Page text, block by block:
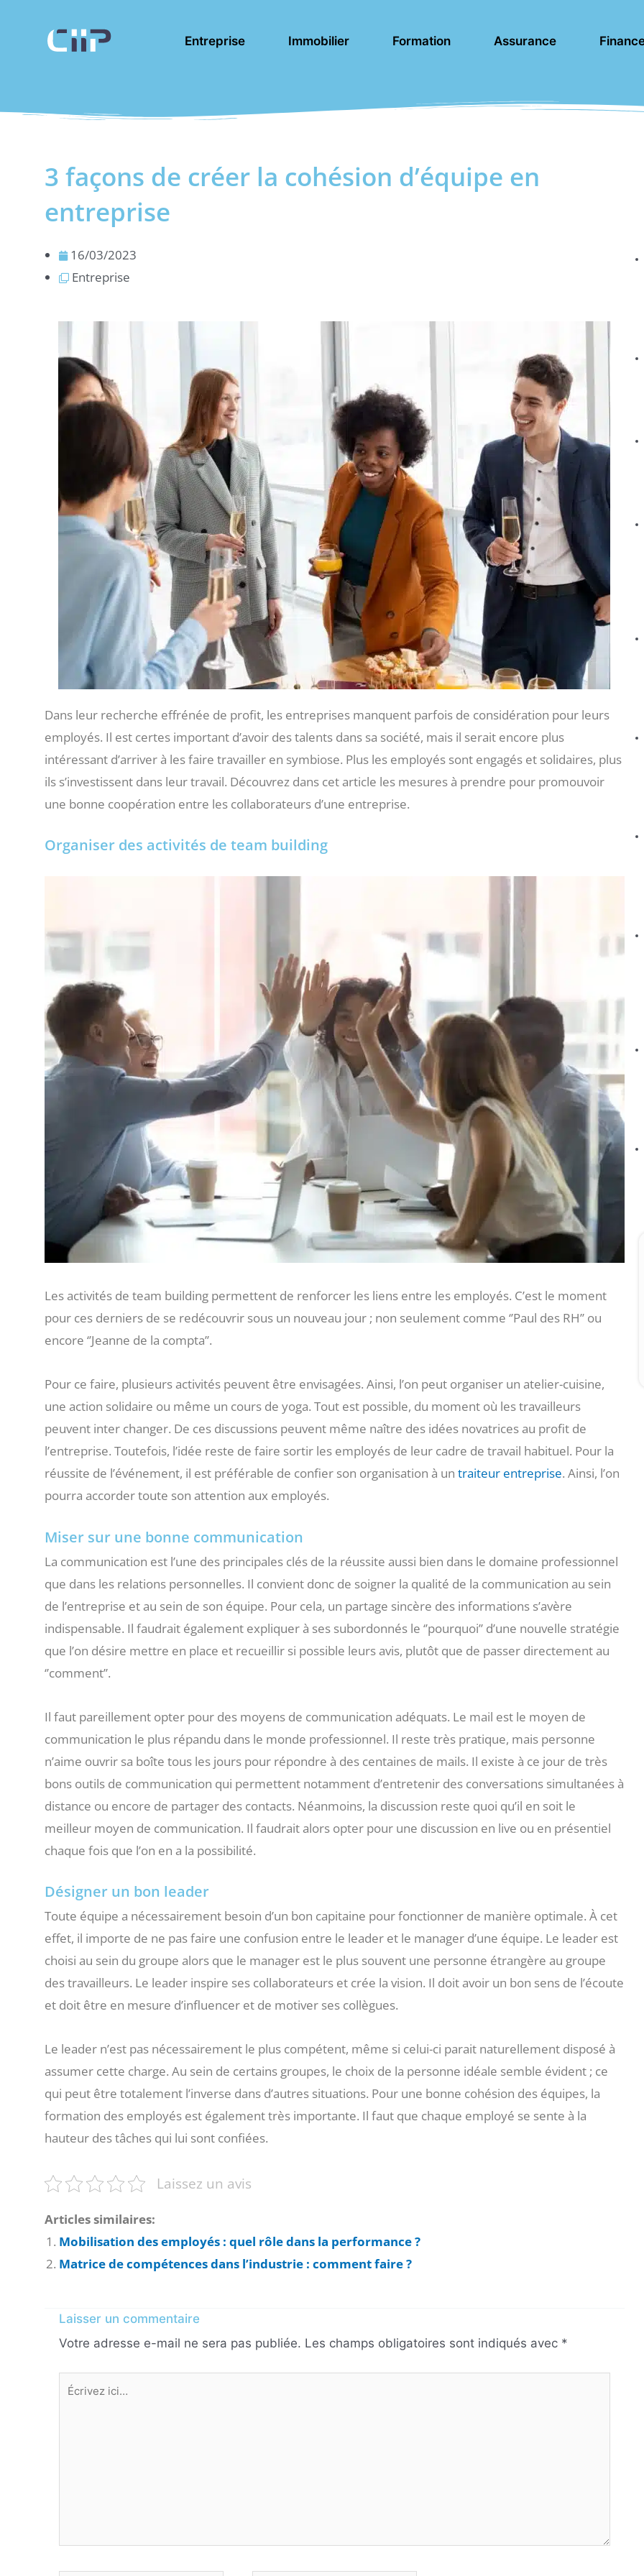
Entreprise Immobilier Formation Assurance
3 façons de créer la cohésion d’équipe en
entreprise
16/03/2023
Entreprise
Dans leur recherche effrénée de profit, les entreprises manquent parfois de considération pour leurs
employés. Il est certes important d’avoir des talents dans sa société, mais il serait encore plus
intéressant d’arriver à les faire travailler en symbiose. Plus les employés sont engagés et solidaires, plus
ils s’investissent dans leur travail. Découvrez dans cet article les mesures à prendre pour promouvoir
une bonne coopération entre les collaborateurs d’une entreprise.
Organiser des activités de team building
Les activités de team building permettent de renforcer les liens entre les employés. C’est le moment
pour ces derniers de se redécouvrir sous un nouveau jour ; non seulement comme ‘’Paul des RH’’ ou
encore ‘’Jeanne de la compta’’.
Pour ce faire, plusieurs activités peuvent être envisagées. Ainsi, l’on peut organiser un atelier-cuisine,
une action solidaire ou même un cours de yoga. Tout est possible, du moment où les travailleurs
peuvent inter changer. De ces discussions peuvent même naître des idées novatrices au profit de
l’entreprise. Toutefois, l’idée reste de faire sortir les employés de leur cadre de travail habituel. Pour la
réussite de l’événement, il est préférable de confier son organisation à un traiteur entreprise. Ainsi, l’on
pourra accorder toute son attention aux employés.
Miser sur une bonne communication
La communication est l’une des principales clés de la réussite aussi bien dans le domaine professionnel
que dans les relations personnelles. Il convient donc de soigner la qualité de la communication au sein
de l’entreprise et au sein de son équipe. Pour cela, un partage sincère des informations s’avère
indispensable. Il faudrait également expliquer à ses subordonnés le ‘’pourquoi’’ d’une nouvelle stratégie
que l’on désire mettre en place et recueillir si possible leurs avis, plutôt que de passer directement au
‘’comment’’.
Il faut pareillement opter pour des moyens de communication adéquats. Le mail est le moyen de
communication le plus répandu dans le monde professionnel. Il reste très pratique, mais personne
n’aime ouvrir sa boîte tous les jours pour répondre à des centaines de mails. Il existe à ce jour de très
bons outils de communication qui permettent notamment d’entretenir des conversations simultanées à
distance ou encore de partager des contacts. Néanmoins, la discussion reste quoi qu’il en soit le
meilleur moyen de communication. Il faudrait alors opter pour une discussion en live ou en présentiel
chaque fois que l’on en a la possibilité.
Désigner un bon leader
Toute équipe a nécessairement besoin d’un bon capitaine pour fonctionner de manière optimale. À cet
effet, il importe de ne pas faire une confusion entre le leader et le manager d’une équipe. Le leader est
choisi au sein du groupe alors que le manager est le plus souvent une personne étrangère au groupe
des travailleurs. Le leader inspire ses collaborateurs et crée la vision. Il doit avoir un bon sens de l’écoute
et doit être en mesure d’influencer et de motiver ses collègues.
Le leader n’est pas nécessairement le plus compétent, même si celui-ci parait naturellement disposé à
assumer cette charge. Au sein de certains groupes, le choix de la personne idéale semble évident ; ce
qui peut être totalement l’inverse dans d’autres situations. Pour une bonne cohésion des équipes, la
formation des employés est également très importante. Il faut que chaque employé se sente à la
hauteur des tâches qui lui sont confiées.
Laissez un avis
Articles similaires:
Mobilisation des employés : quel rôle dans la performance ?
Matrice de compétences dans l’industrie : comment faire ?
Laisser un commentaire
Votre adresse e-mail ne sera pas publiée. Les champs obligatoires sont indiqués avec *
Écrivez